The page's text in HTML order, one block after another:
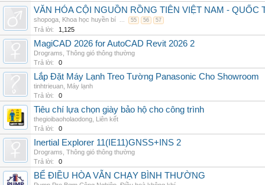
VĂN HÓA CỘI NGUỒN RỒNG TIÊN VIỆT NAM -
shopoga Khoa học huyền bí ... 55 56 57
Trả lời: 1,125
MagiCAD 2026 for AutoCAD Revit 2026 2
Drograms Thông gió thông thường
Trả lời:
0
Lắp Đặt Máy Lạnh Treo Tường Panasonic Cho Showroom
tinhtrieuan Máy lạnh
Trả lời:
0
Tiêu chí lựa chọn giày bảo hộ cho công trình
thegioibaoholaodong Liên kết
Trả lời:
0
Inertial Explorer 11(IE11)GNSS+INS 2
Drograms Thông gió thông thường
Trả lời:
0
BỂ ĐIỀU HÒA VẪN CHẠY BÌNH THƯỜNG